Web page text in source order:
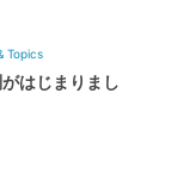
Topics
はじまりまし